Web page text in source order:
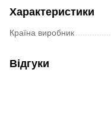
Характеристики
Країна виробник
Відгуки